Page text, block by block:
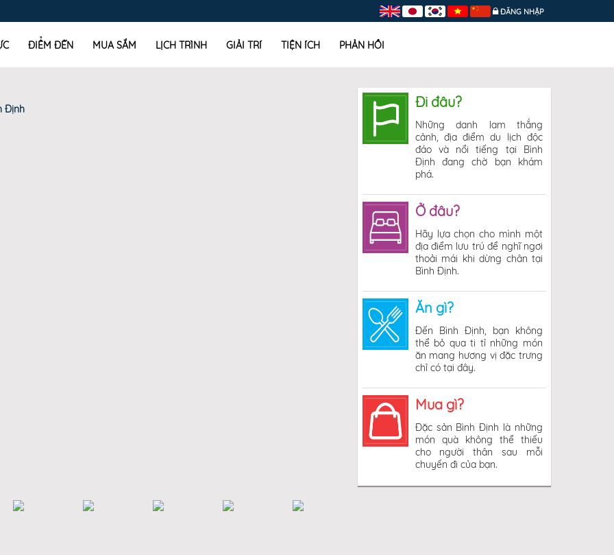
ĐĂNG NHẬP
ĐIỂM ĐẾN MUA SẮM LỊCH TRÌNH GIẢI TRÍ TIỆN ÍCH PHẢN HỒI
Định
Đi đâu?
Những danh lam thắng
cảnh, địa điểm du lịch độc
đáo và nổi tiếng tại Bình
Định đang chờ bạn khám
phá.
Ở đâu?
Hãy lựa chọn cho mình một
địa điểm lưu trú để nghĩ ngơi
thoải mái khi dừng chân tại
Bình Định.
Ăn gì?
Đến Bình Định, bạn không
thể bỏ qua ti tỉ những món
ăn mang hương vị đặc trưng
chỉ có tại đây.
Mua gì?
Đặc sản Bình Định là những
món quà không thể thiếu
cho người thân sau mỗi
chuyến đi của bạn.